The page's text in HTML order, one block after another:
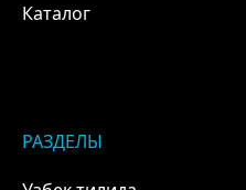
Каталог
РАЗДЕЛЫ